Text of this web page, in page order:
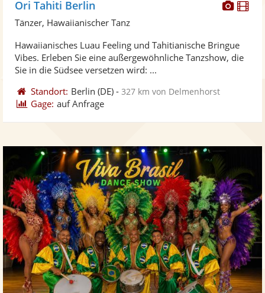
Fotos
Ori Tahiti Berlin
Tänzer, Hawaiianischer Tanz
Hawaiianisches Luau Feeling und Tahitianische Bringue
Vibes. Erleben Sie eine außergewöhnliche Tanzshow, die
Sie in die Südsee versetzen wird: ...
Standort: Berlin (DE) -327 km von Delmenhorst
Gage: auf Anfrage